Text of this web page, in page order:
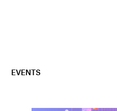
EVENTS